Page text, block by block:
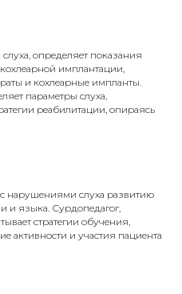
определяет показания
имплантации,
и кохлеарные импланты.
параметры слуха,
реабилитации, опираясь
нарушениями слуха развитию
и языка. Сурдопедагог,
стратегии обучения,
активности и участия пациента